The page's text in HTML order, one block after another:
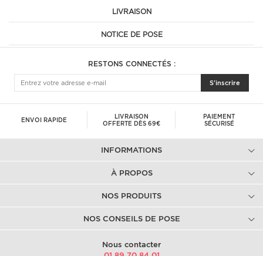
LIVRAISON
NOTICE DE POSE
RESTONS CONNECTÉS :
S'inscrire
ENVOI RAPIDE
LIVRAISON
OFFERTE DÈS 69€
PAIEMENT
SÉCURISÉ
INFORMATIONS
À PROPOS
NOS PRODUITS
NOS CONSEILS DE POSE
Nous contacter